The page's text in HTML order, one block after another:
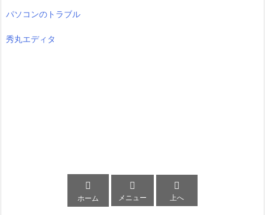
パソコンのトラブル
秀丸エディタ

ホーム

メニュー

上へ